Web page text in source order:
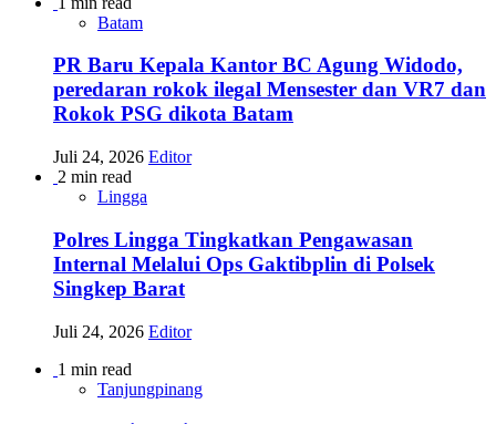
Batam
PR Baru Kepala Kantor BC Agung Widodo,
peredaran rokok ilegal Mensester dan VR7 dan
Rokok PSG dikota Batam
Juli 24, 2026 Editor
2 min read
Lingga
Polres Lingga Tingkatkan Pengawasan
Internal Melalui Ops Gaktibplin di Polsek
Singkep Barat
Juli 24, 2026 Editor
1 min read
Tanjungpinang